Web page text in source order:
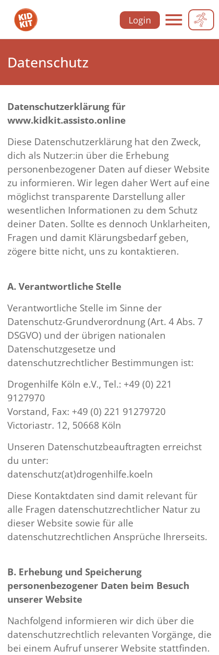
der
Hauptnavigation
Webseite
dem
Inhalt
Webseite
der
Meta-
der
dem
Footer
Webseite
Login
Datenschutz
Datenschutzerklärung für
www.kidkit.assisto.online
Diese Datenschutzerklärung hat den Zweck,
dich als Nutzer:in über die Erhebung
personenbezogener Daten auf dieser Website
zu informieren. Wir legen daher Wert auf eine
möglichst transparente Darstellung aller
wesentlichen Informationen zu dem Schutz
deiner Daten. Sollte es dennoch Unklarheiten,
Fragen und damit Klärungsbedarf geben,
zögere bitte nicht, uns zu kontaktieren.
A. Verantwortliche Stelle
Verantwortliche Stelle im Sinne der
Datenschutz-Grundverordnung (Art. 4 Abs. 7
DSGVO) und der übrigen nationalen
Datenschutzgesetze und
datenschutzrechtlicher Bestimmungen ist:
Drogenhilfe Köln e.V., Tel.: +49 (0) 221
9127970
Vorstand, Fax: +49 (0) 221 91279720
Victoriastr. 12, 50668 Köln
Unseren Datenschutzbeauftragten erreichst
du unter:
datenschutz(at)drogenhilfe.koeln
Diese Kontaktdaten sind damit relevant für
alle Fragen datenschutzrechtlicher Natur zu
dieser Website sowie für alle
datenschutzrechtlichen Ansprüche Ihrerseits.
B. Erhebung und Speicherung
personenbezogener Daten beim Besuch
unserer Website
Nachfolgend informieren wir dich über die
datenschutzrechtlich relevanten Vorgänge, die
bei einem Aufruf unserer Website stattfinden.